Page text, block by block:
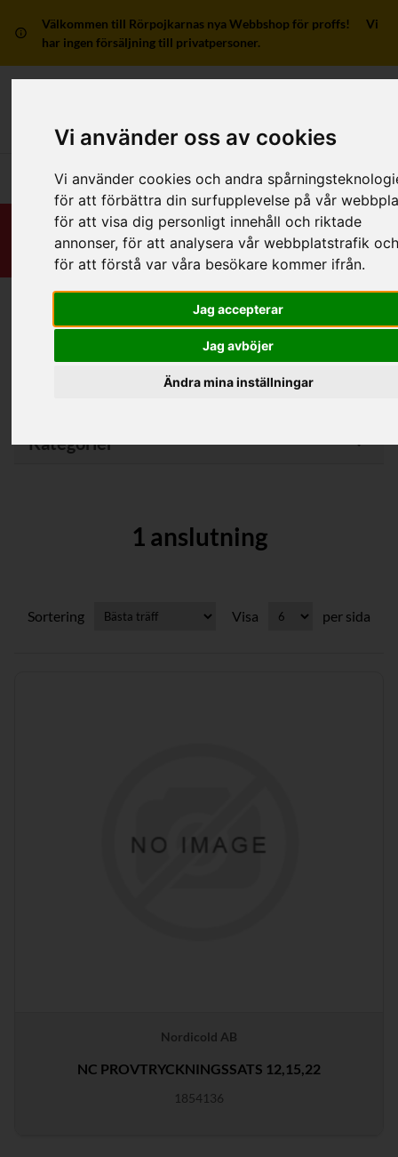
Vi använder oss av cookies
Vi använder cookies och andra
för att förbättra din surfupplevelse på vår
för att visa dig personligt innehåll och riktade
annonser, för att analysera vår webbplatstrafik
för att förstå var våra besökare kommer ifrån.
Jag accepterar
Jag avböjer
Ändra mina inställningar
Välkommen till Rörpojkarnas nya Webbshop för proffs! Vi
har ingen försäljning till privatpersoner.
Huvudmeny
Rördelar & Kopplingar
Instick-/Push
/ Av mässing/metall / 1 anslutning
Kategorier
1 anslutning
Sortering Visa per sida
Nordicold AB
NC PROVTRYCKNINGSSATS 12,15,22
1854136